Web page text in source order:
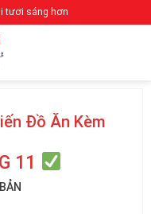
tươi sáng hơn
Đồ Ăn Kèm
11